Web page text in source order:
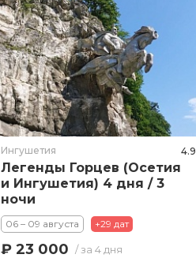
Ингушетия 4.9
Легенды Горцев (Осетия
и Ингушетия) 4 дня / 3
ночи
06 – 09 августа +29 дат
₽ 23 000 / за 4 дня